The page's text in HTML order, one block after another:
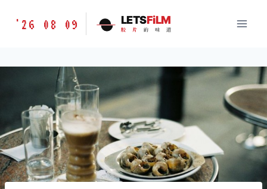
胶
味
LETSFILM
'26 08 09 LETSFiLM
胶 片 的 味 道